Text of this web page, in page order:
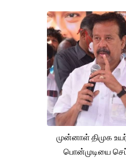
முன்னாள் திமுக
பொன்முடியை